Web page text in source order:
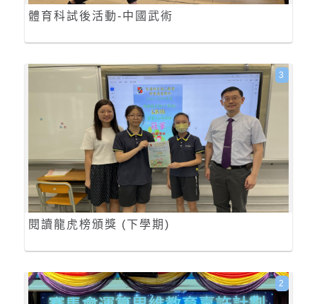
體育科試後活動-中國武術
閱讀龍虎榜頒獎 (下學期)
3
2